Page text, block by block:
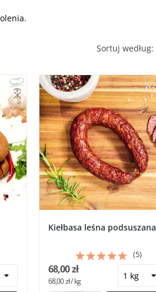
Sortuj według:
Kiełbasa leśna podsuszana
(5)
68,00 zł
68,00 zł / kg